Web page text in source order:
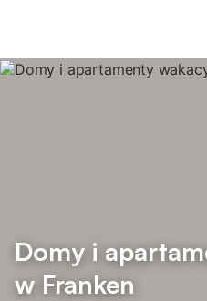
Domy i
w Franken